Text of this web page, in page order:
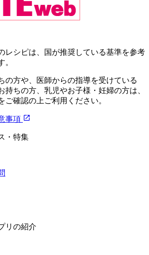
レシピは、国が推奨している基準を参考
。
の方や、医師からの指導を受けている
持ちの方、乳児やお子様・妊婦の方は、
ご確認の上ご利用ください。
事項
・特集
リの紹介